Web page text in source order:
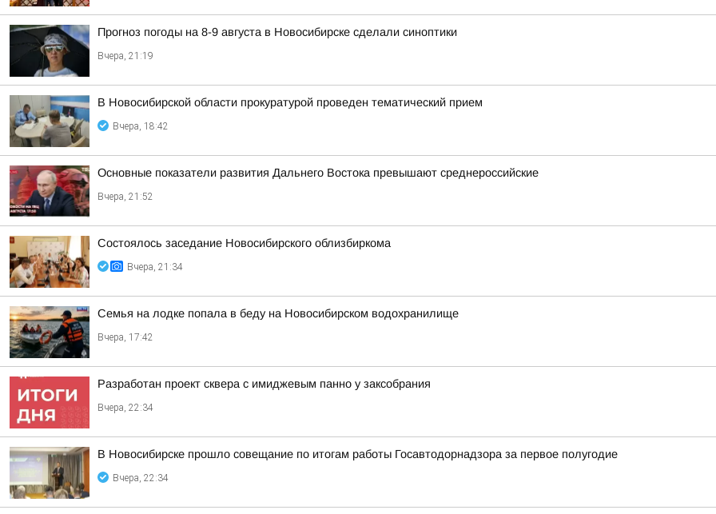
Прогноз погоды на 8-9 августа в Новосибирске сделали синоптики
Вчера, 21:19
В Новосибирской области прокуратурой проведен тематический прием
Вчера, 18:42
Основные показатели развития Дальнего Востока превышают среднероссийские
Вчера, 21:52
Состоялось заседание Новосибирского облизбиркома
Вчера, 21:34
Семья на лодке попала в беду на Новосибирском водохранилище
Вчера, 17:42
Разработан проект сквера с имиджевым панно у заксобрания
Вчера, 22:34
В Новосибирске прошло совещание по итогам работы Госавтодорнадзора за первое полугодие
Вчера, 22:34